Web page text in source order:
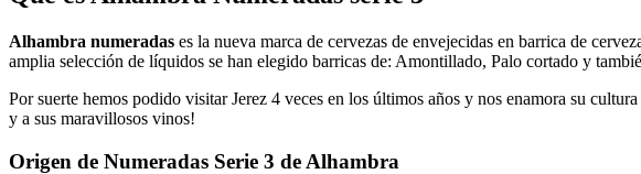
Alhambra numeradas es la nueva marca de cervezas de envejecidas en barrica de
amplia selección de líquidos se han elegido barricas de: Amontillado, Palo cortado y
Por suerte hemos podido visitar Jerez 4 veces en los últimos años y nos enamora su
y a sus maravillosos vinos!
Origen de Numeradas Serie 3 de Alhambra